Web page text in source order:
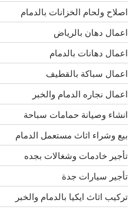
اصلاح ولحام الخزانات بالدمام
اعمال دهان بالرياض
اعمال دهانات بالدمام
اعمال سباكة بالقطيف
اعمال نجاره الدمام والخبر
انشاء وصيانة حمامات سباحة
بيع وشراء اثاث مستعمل الدمام
تأجير خادمات وشغالات بجده
تأجير سيارات جدة
تركيب اثاث ايكيا بالدمام والخبر